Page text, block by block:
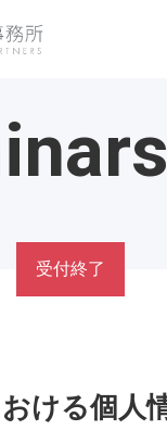
受付終了
おける個人